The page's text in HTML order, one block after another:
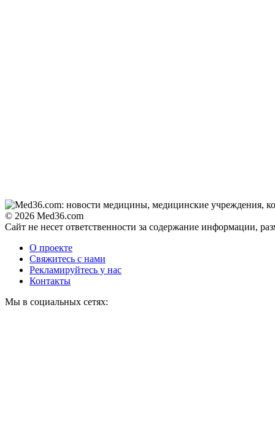
© 2026 Med36.com
Сайт не несет ответственности за содержание информации,
О проекте
Свяжитесь с нами
Рекламируйтесь у нас
Контакты
Мы в социальных сетях: